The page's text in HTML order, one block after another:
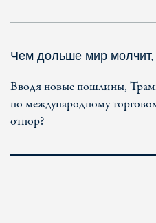
Чем дольше мир
Вводя новые пошлины,
по международному
отпор?